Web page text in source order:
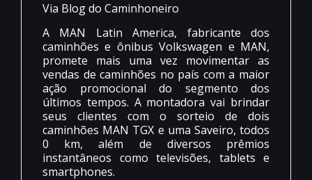
Via Blog do Caminhoneiro
A MAN Latin America, fabricante dos
caminhões e ônibus Volkswagen e MAN,
promete mais uma vez movimentar as
vendas de caminhões no país com a maior
ação promocional do segmento dos
últimos tempos. A montadora vai brindar
seus clientes com o sorteio de dois
caminhões MAN TGX e uma Saveiro, todos
0 km, além de diversos prêmios
instantâneos como televisões, tablets e
smartphones.